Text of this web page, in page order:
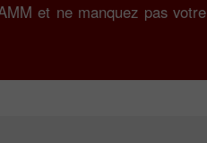
et ne manquez pas votre